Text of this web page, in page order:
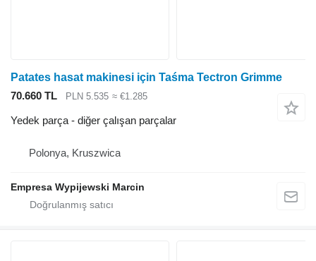
Patates hasat makinesi için Taśma Tectron Grimme
70.660 TL
PLN 5.535 ≈ €1.285
Yedek parça - diğer çalışan parçalar
Polonya, Kruszwica
Empresa Wypijewski Marcin